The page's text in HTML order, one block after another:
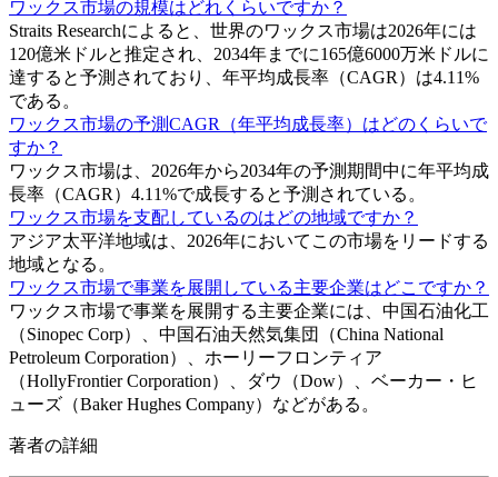
ワックス市場の規模はどれくらいですか？
Straits Researchによると、世界のワックス市場は2026年には
120億米ドルと推定され、2034年までに165億6000万米ドルに
達すると予測されており、年平均成長率（CAGR）は4.11%
である。
ワックス市場の予測CAGR（年平均成長率）はどのくらいで
すか？
ワックス市場は、2026年から2034年の予測期間中に年平均成
長率（CAGR）4.11%で成長すると予測されている。
ワックス市場を支配しているのはどの地域ですか？
アジア太平洋地域は、2026年においてこの市場をリードする
地域となる。
ワックス市場で事業を展開している主要企業はどこですか？
ワックス市場で事業を展開する主要企業には、中国石油化工
（Sinopec Corp）、中国石油天然気集団（China National
Petroleum Corporation）、ホーリーフロンティア
（HollyFrontier Corporation）、ダウ（Dow）、ベーカー・ヒ
ューズ（Baker Hughes Company）などがある。
著者の詳細